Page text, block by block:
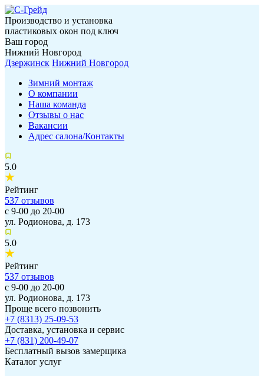
Производство и установка
пластиковых окон под ключ
Ваш город
Нижний Новгород
Дзержинск Нижний Новгород
Зимний монтаж
О компании
Наша команда
Отзывы о нас
Вакансии
Адрес салона/Контакты
5.0
Рейтинг
537 отзывов
с 9-00 до 20-00
ул. Родионова, д. 173
5.0
Рейтинг
537 отзывов
с 9-00 до 20-00
ул. Родионова, д. 173
Проще всего позвонить
+7 (8313) 25-09-53
Доставка, установка и сервис
+7 (831) 200-49-07
Бесплатный вызов замерщика
Каталог услуг